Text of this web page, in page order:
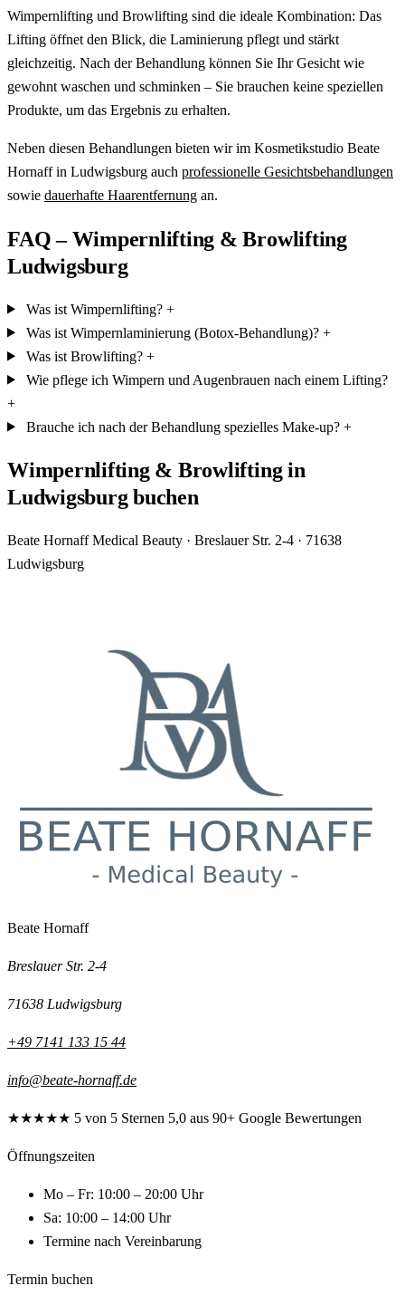
Wimpernlifting und Browlifting sind die ideale Kombination: Das
Lifting öffnet den Blick, die Laminierung pflegt und stärkt
gleichzeitig. Nach der Behandlung können Sie Ihr Gesicht wie
gewohnt waschen und schminken – Sie brauchen keine speziellen
Produkte, um das Ergebnis zu erhalten.
Neben diesen Behandlungen bieten wir im Kosmetikstudio Beate
Hornaff in Ludwigsburg auch professionelle Gesichtsbehandlungen
sowie dauerhafte Haarentfernung an.
FAQ – Wimpernlifting & Browlifting
Ludwigsburg
Was ist Wimpernlifting? +
Was ist Wimpernlaminierung (Botox-Behandlung)? +
Was ist Browlifting? +
Wie pflege ich Wimpern und Augenbrauen nach einem Lifting?
+
Brauche ich nach der Behandlung spezielles Make-up? +
Wimpernlifting & Browlifting in
Ludwigsburg buchen
Beate Hornaff Medical Beauty · Breslauer Str. 2-4 · 71638
Ludwigsburg
Beate Hornaff
Breslauer Str. 2-4
71638 Ludwigsburg
+49 7141 133 15 44
info@beate-hornaff.de
★★★★★ 5 von 5 Sternen 5,0 aus 90+ Google Bewertungen
Öffnungszeiten
Mo – Fr: 10:00 – 20:00 Uhr
Sa: 10:00 – 14:00 Uhr
Termine nach Vereinbarung
Termin buchen